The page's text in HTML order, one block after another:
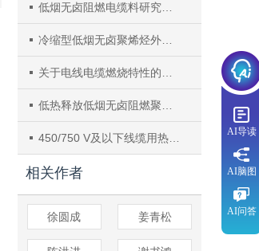
低烟无卤阻燃电缆料研究进展
冷缩型低烟无卤聚烯烃外护套修复可靠性
关于电线电缆燃烧特性的分类
低热释放低烟无卤阻燃聚烯烃复合材料的研究
450/750 V及以下线缆用热塑性低烟无卤阻燃聚丙烯绝缘材料的制备及性能
相关作者
徐圆成 姜青松
AI导读
AI脑图
AI问答